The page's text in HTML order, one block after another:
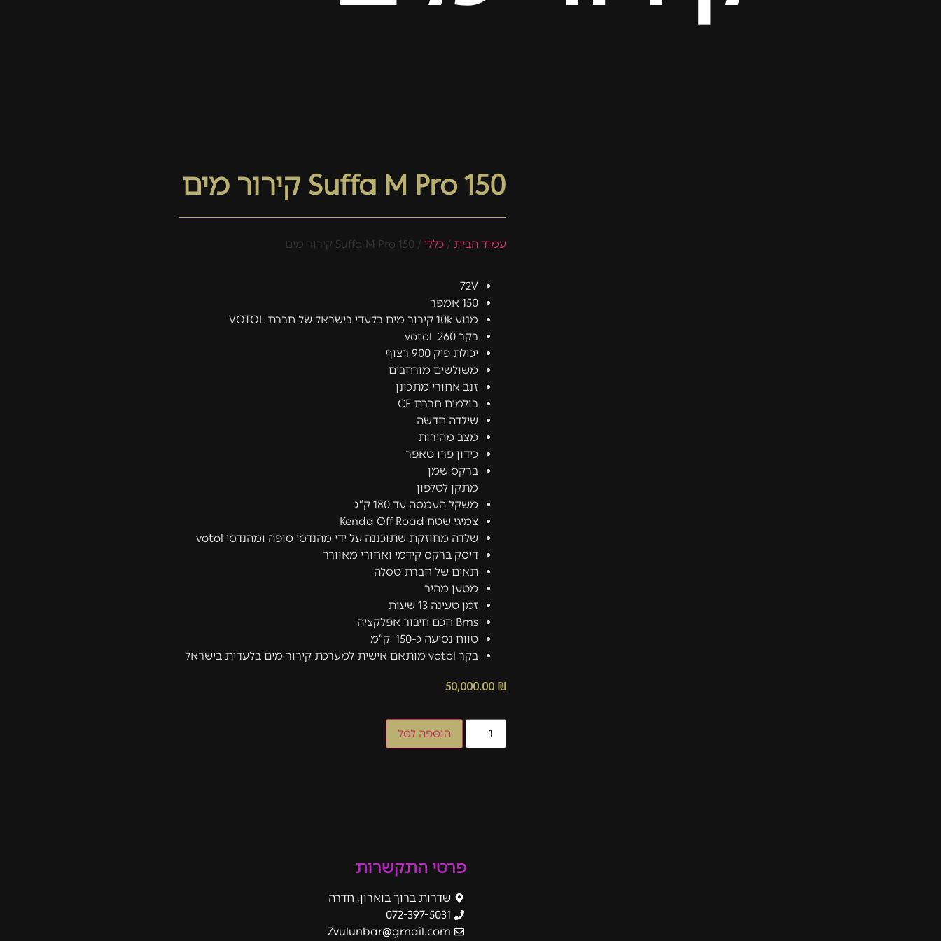
Suffa M Pro 150 קירור מים
עמוד הבית /כללי / Suffa M Pro 150 קירור מים
72V
150 אמפר
מנוע 10k קירור מים בלעדי בישראל של חברת VOTOL
בקר votol 260
יכולת פיק 900 רצוף
משולשים מורחבים
זנב אחורי מתכונן
בולמים חברת CF
שילדה חדשה
מצב מהירות
כידון פרו טאפר
ברקס שמן
מתקן לטלפון
משקל העמסה עד 180 ק”ג
צמיגי שטח Kenda Off Road
שלדה מחוזקת שתוכננה על ידי מהנדסי סופה ומהנדסי votol
דיסק ברקס קידמי ואחורי מאוורר
תאים של חברת טסלה
מטען מהיר
זמן טעינה 13 שעות
Bms חכם חיבור אפלקציה
טווח נסיעה כ-150 ק”מ
בקר votol מותאם אישית למערכת קירור מים בלעדית בישראל
50,000.00 ₪
הוספה לסל
פרטי התקשרות
שדרות ברוך בוארון, חדרה
072-397-5031
Zvulunbar@gmail.com